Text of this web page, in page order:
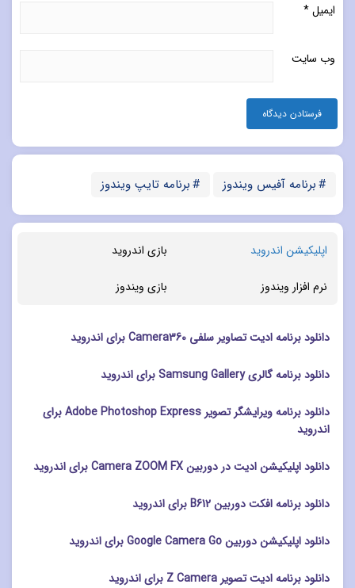
ایمیل*
وب‌ سایت
برنامه آفیس ویندوز برنامه تایپ ویندوز
اپلیکیشن اندروید بازی اندروید
نرم افزار ویندوز بازی ویندوز
دانلود برنامه ادیت تصاویر سلفی Camera360 برای اندروید
دانلود برنامه گالری Samsung Gallery برای اندروید
دانلود برنامه ویرایشگر تصویر Adobe Photoshop Express برای
اندروید
دانلود اپلیکیشن ادیت در دوربین Camera ZOOM FX برای اندروید
دانلود برنامه افکت دوربین B612 برای اندروید
دانلود اپلیکیشن دوربین Google Camera Go برای اندروید
دانلود برنامه ادیت تصویر Z Camera برای اندروید